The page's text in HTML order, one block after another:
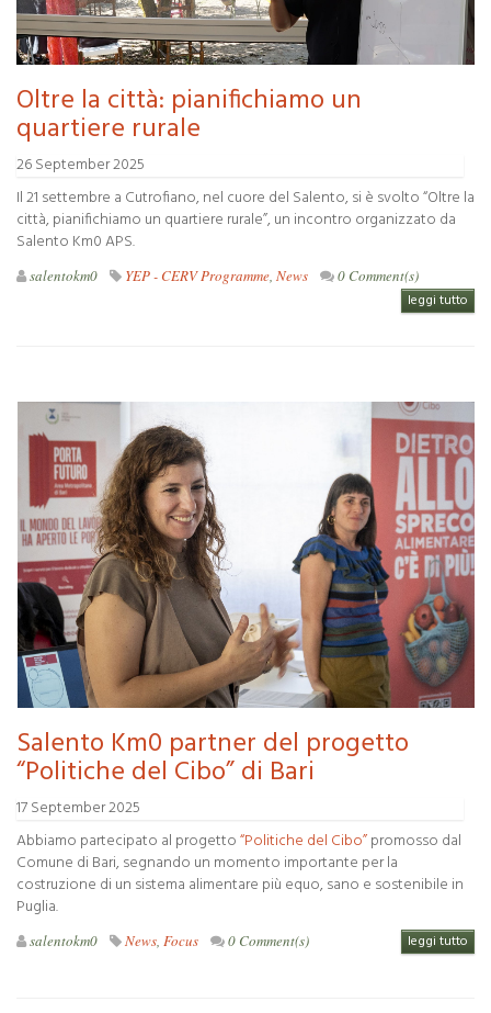
Oltre la città: pianifichiamo un
quartiere rurale
26 September 2025
Il 21 settembre a Cutrofiano, nel cuore del Salento, si è svolto “Oltre la
città, pianifichiamo un quartiere rurale”, un incontro organizzato da
Salento Km0 APS.
salentokm0 YEP - CERV Programme, News 0 Comment(s)
leggi tutto
Salento Km0 partner del progetto
“Politiche del Cibo” di Bari
17 September 2025
Abbiamo partecipato al progetto“Politiche del Cibo”promosso dal
Comune di Bari, segnando un momento importante per la
costruzione di un sistema alimentare più equo, sano e sostenibile in
Puglia.
salentokm0 News, Focus 0 Comment(s) leggi tutto